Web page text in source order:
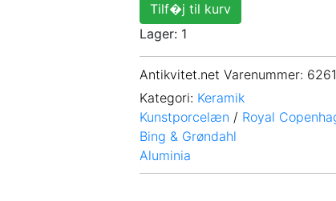
Tilf�j til kurv
Lager: 1
Antikvitet.net Varenummer:
Kategori: Keramik
Kunstporcelæn / Royal
Bing & Grøndahl
Aluminia